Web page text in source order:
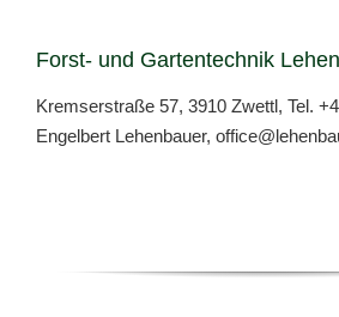
Forst- und Gartentechnik
Kremserstraße 57, 3910 Zwettl, Tel.
Engelbert Lehenbauer,